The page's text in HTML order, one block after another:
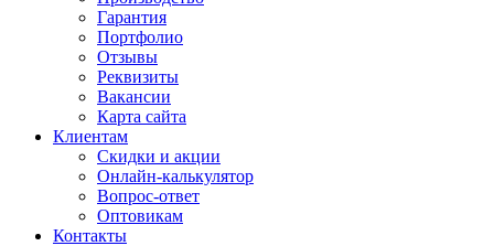
Гарантия
Портфолио
Отзывы
Реквизиты
Вакансии
Карта сайта
Клиентам
Скидки и акции
Онлайн-калькулятор
Вопрос-ответ
Оптовикам
Контакты